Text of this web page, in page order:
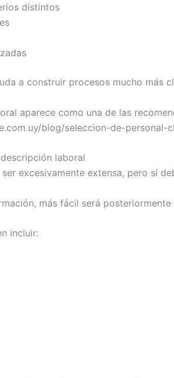
distintos
a construir procesos mucho más
aparece como una de las
blog/seleccion-de-
laboral
excesivamente extensa, pero sí
más fácil será
incluir: